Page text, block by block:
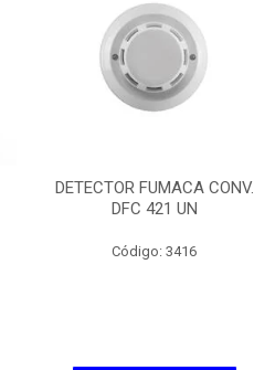
DETECTOR FUMACA CONV.
DFC 421 UN
Código: 3416